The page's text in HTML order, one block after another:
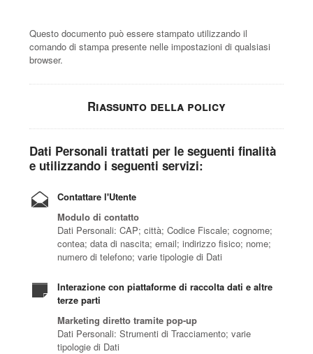
Questo documento può essere stampato utilizzando il
comando di stampa presente nelle impostazioni di qualsiasi
browser.
Riassunto della policy
Dati Personali trattati per le seguenti finalità
e utilizzando i seguenti servizi:
Contattare l'Utente
Modulo di contatto
Dati Personali: CAP; città; Codice Fiscale; cognome;
contea; data di nascita; email; indirizzo fisico; nome;
numero di telefono; varie tipologie di Dati
Interazione con piattaforme di raccolta dati e altre
terze parti
Marketing diretto tramite pop-up
Dati Personali: Strumenti di Tracciamento; varie
tipologie di Dati